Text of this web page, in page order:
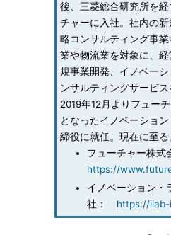
後、三菱総合研究所を
チャーに入社。社内の
略コンサルティング事
業や物流業を対象に、
規事業開発、イノベー
ンサルティングサービス
2019年12月よりフュー
となったイノベーショ
締役に就任。現在に至る
フューチャー株
https://
イノベーション・
社： https://